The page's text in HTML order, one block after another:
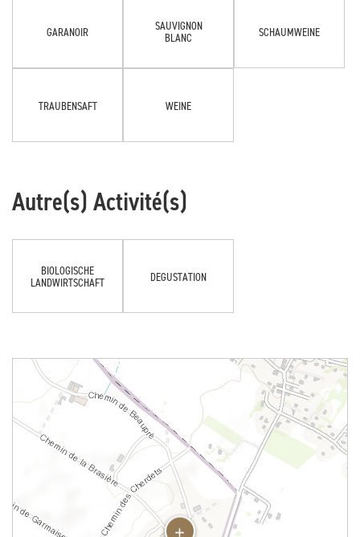
GARANOIR
SAUVIGNON
BLANC
SCHAUMWEINE
TRAUBENSAFT WEINE
Autre(s) Activité(s)
BIOLOGISCHE
LANDWIRTSCHAFT
DEGUSTATION